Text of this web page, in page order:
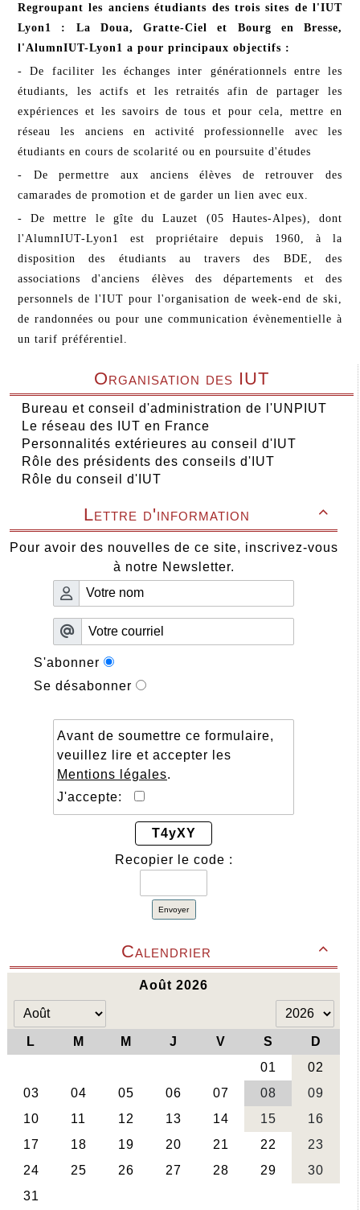
Organisation des IUT
Bureau et conseil d'administration de l'UNPIUT
Le réseau des IUT en France
Personnalités extérieures au conseil d'IUT
Rôle des présidents des conseils d'IUT
Rôle du conseil d'IUT

Lettre d'information
Pour avoir des nouvelles de ce site, inscrivez-vous
à notre Newsletter.
S'abonner
Se désabonner
Avant de soumettre ce formulaire,
veuillez lire et accepter les
Mentions légales.
J'accepte:
T4yXY
Recopier le code :
Envoyer

Calendrier
Regroupant les anciens étudiants des trois sites de l'IUT
Lyon1 : La Doua, Gratte-Ciel et Bourg en Bresse,
l'AlumnIUT-Lyon1 a pour principaux objectifs :
- De faciliter les échanges inter générationnels entre les
étudiants, les actifs et les retraités afin de partager les
expériences et les savoirs de tous et pour cela, mettre en
réseau les anciens en activité professionnelle avec les
étudiants en cours de scolarité ou en poursuite d'études
- De permettre aux anciens élèves de retrouver des
camarades de promotion et de garder un lien avec eux.
- De mettre le gîte du Lauzet (05 Hautes-Alpes), dont
l'AlumnIUT-Lyon1 est propriétaire depuis 1960, à la
disposition des étudiants au travers des BDE, des
associations d'anciens élèves des départements et des
personnels de l'IUT pour l'organisation de week-end de ski,
de randonnées ou pour une communication évènementielle à
un tarif préférentiel.